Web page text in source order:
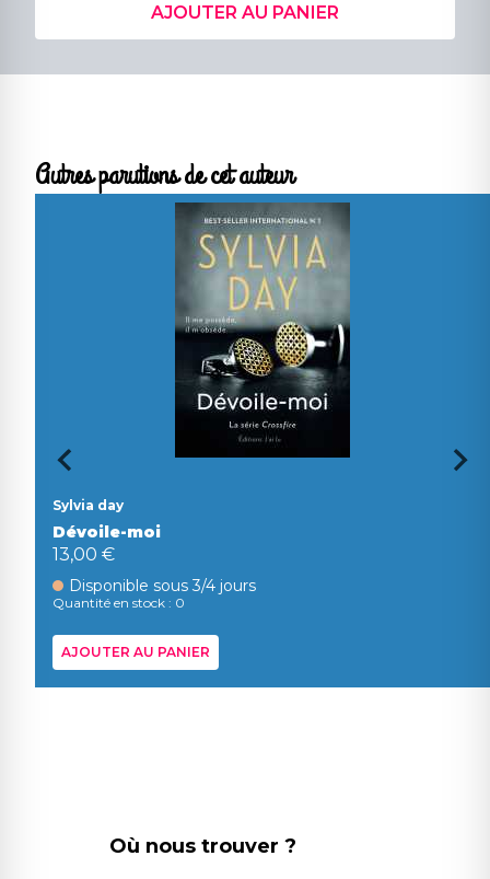
AJOUTER AU PANIER
Autres parutions de cet auteur
Sylvia day
Dévoile-moi
13,00 €
Disponible sous 3/4 jours
Quantité en stock : 0
AJOUTER AU PANIER
Où nous trouver ?